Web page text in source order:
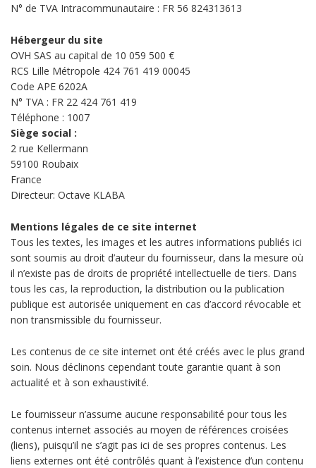
N° de TVA Intracommunautaire : FR 56 824313613
Hébergeur du site
OVH SAS au capital de 10 059 500 €
RCS Lille Métropole 424 761 419 00045
Code APE 6202A
N° TVA : FR 22 424 761 419
Téléphone : 1007
Siège social :
2 rue Kellermann
59100 Roubaix
France
Directeur: Octave KLABA
Mentions légales de ce site internet
Tous les textes, les images et les autres informations publiés ici
sont soumis au droit d’auteur du fournisseur, dans la mesure où
il n’existe pas de droits de propriété intellectuelle de tiers. Dans
tous les cas, la reproduction, la distribution ou la publication
publique est autorisée uniquement en cas d’accord révocable et
non transmissible du fournisseur.
Les contenus de ce site internet ont été créés avec le plus grand
soin. Nous déclinons cependant toute garantie quant à son
actualité et à son exhaustivité.
Le fournisseur n’assume aucune responsabilité pour tous les
contenus internet associés au moyen de références croisées
(liens), puisqu’il ne s’agit pas ici de ses propres contenus. Les
liens externes ont été contrôlés quant à l’existence d’un contenu